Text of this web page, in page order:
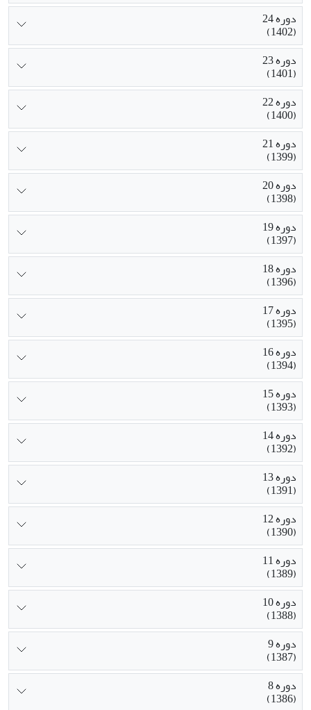
دوره 24
(1402)
دوره 23
(1401)
دوره 22
(1400)
دوره 21
(1399)
دوره 20
(1398)
دوره 19
(1397)
دوره 18
(1396)
دوره 17
(1395)
دوره 16
(1394)
دوره 15
(1393)
دوره 14
(1392)
دوره 13
(1391)
دوره 12
(1390)
دوره 11
(1389)
دوره 10
(1388)
دوره 9
(1387)
دوره 8
(1386)